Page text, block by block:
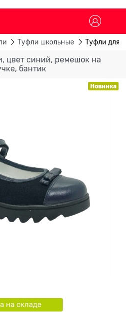
Туфли школьные Туфли для
цвет синий, ремешок на
бантик
Новинка
на складе